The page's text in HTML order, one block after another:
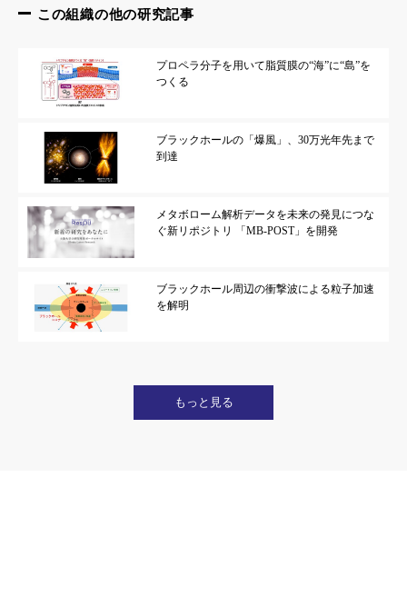
この組織の他の研究記事
プロペラ分子を用いて脂質膜の“海”に“島”を
つくる
ブラックホールの「爆風」、30万光年先まで
到達
メタボローム解析データを未来の発見につな
ぐ新リポジトリ 「MB-POST」を開発
ブラックホール周辺の衝撃波による粒子加速
を解明
もっと見る